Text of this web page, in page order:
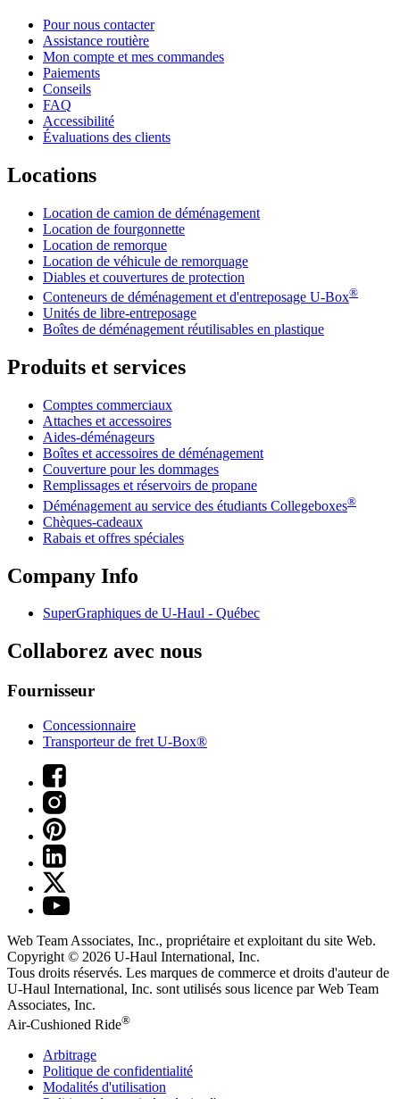
Pour nous contacter
Assistance routière
Mon compte et mes commandes
Paiements
Conseils
FAQ
Accessibilité
Évaluations des clients
Locations
Location de camion de déménagement
Location de fourgonnette
Location de remorque
Location de véhicule de remorquage
Diables et couvertures de protection
Conteneurs de déménagement et d'entreposage U-Box®
Unités de libre-entreposage
Boîtes de déménagement réutilisables en plastique
Produits et services
Comptes commerciaux
Attaches et accessoires
Aides-déménageurs
Boîtes et accessoires de déménagement
Couverture pour les dommages
Remplissages et réservoirs de propane
Déménagement au service des étudiants Collegeboxes®
Chèques-cadeaux
Rabais et offres spéciales
Company Info
SuperGraphiques de U-Haul - Québec
Collaborez avec nous
Fournisseur
Concessionnaire
Transporteur de fret U-Box®
Web Team Associates, Inc., propriétaire et exploitant du site Web.
Copyright © 2026 U-Haul International, Inc.
Tous droits réservés. Les marques de commerce et droits d'auteur de
U-Haul International, Inc. sont utilisés sous licence par Web Team
Associates, Inc.
Air-Cushioned Ride®
Arbitrage
Politique de confidentialité
Modalités d'utilisation